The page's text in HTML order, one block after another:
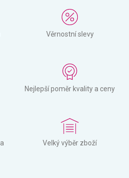
Věrnostní slevy
Nejlepší poměr kvality a ceny
Velký výběr zboží